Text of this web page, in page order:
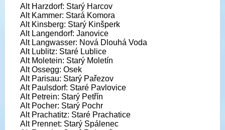
Alt Harzdorf: Starý Harcov
Alt Kammer: Stará Komora
Alt Kinsberg: Starý Kinšperk
Alt Langendorf: Janovice
Alt Langwasser: Nová Dlouhá Voda
Alt Lublitz: Staré Lublice
Alt Moletein: Starý Moletín
Alt Ossegg: Osek
Alt Parisau: Starý Pařezov
Alt Paulsdorf: Staré Pavlovice
Alt Petrein: Starý Petřín
Alt Pocher: Starý Pochr
Alt Prachatitz: Staré Prachatice
Alt Prennet: Starý Spálenec